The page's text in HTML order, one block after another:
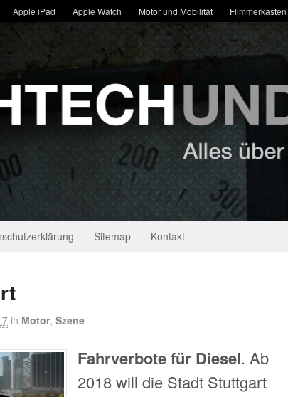
Apple iPad Apple Watch Motor und Mobilität Flimmerkasten
Sitemap Kontakt
in Motor, Szene
Fahrverbote für Diesel. Ab
2018 will die Stadt Stuttgart